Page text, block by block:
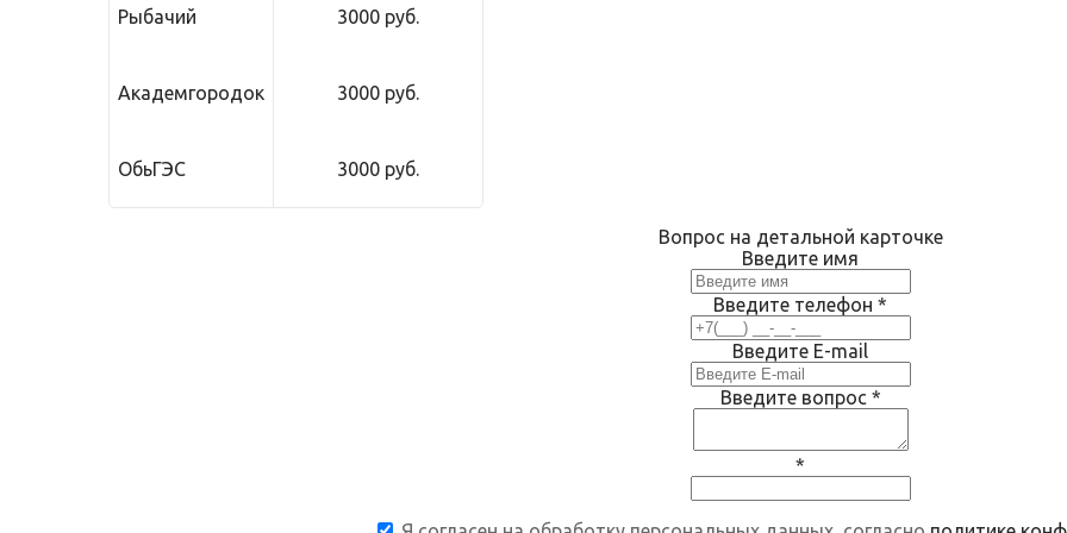
Рыбачий 3000 руб.
Академгородок 3000 руб.
ОбьГЭС 3000 руб.
Вопрос на детальной карточке
Введите имя
Введите телефон *
Введите E-mail
Введите вопрос *
*